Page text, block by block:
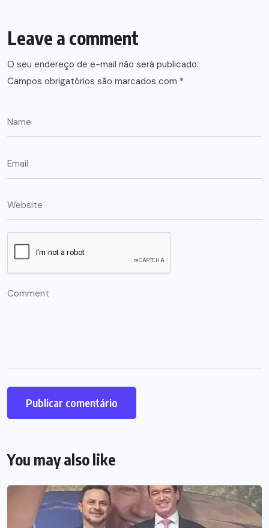
Leave a comment
O seu endereço de e-mail não será publicado.
Campos obrigatórios são marcados com *
You may also like